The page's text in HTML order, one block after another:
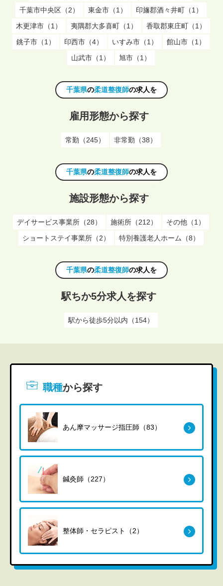
千葉市中央区（2）
東金市（1）
印旛郡酒々井町（1）
木更津市（1）
夷隅郡大多喜町（1）
香取郡東庄町（1）
銚子市（1）
印西市（4） いすみ市（1）
館山市（1）
山武市（1）
旭市（1）
千葉県の柔道整復師の求人を
雇用形態から探す
常勤（245） 非常勤（38）
千葉県の柔道整復師の求人を
施設形態から探す
デイサービス事業所（28） 施術所（212）
その他（1）
ショートステイ事業所（2）
特別養護老人ホーム（8）
千葉県の柔道整復師の求人を
駅ちか5分求人を探す
駅から徒歩5分以内（154）
職種から探す
あん摩マッサージ指圧師（83）
鍼灸師（227）
整体師・セラピスト（2）